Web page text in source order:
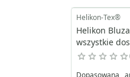
Helikon-Tex®
Helikon
wszystkie
Dopasowana